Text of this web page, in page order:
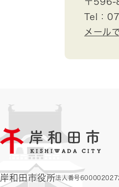
Tel：
メール
岸和田市役所法人番号